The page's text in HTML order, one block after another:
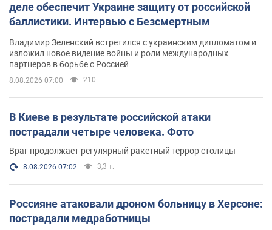
деле обеспечит Украине защиту от российской
баллистики. Интервью с Безсмертным
Владимир Зеленский встретился с украинским дипломатом и
изложил новое видение войны и роли международных
партнеров в борьбе с Россией
8.08.2026 07:00 210
В Киеве в результате российской атаки
пострадали четыре человека. Фото
Враг продолжает регулярный ракетный террор столицы
8.08.2026 07:02 3,3 т.
Россияне атаковали дроном больницу в Херсоне:
пострадали медработницы